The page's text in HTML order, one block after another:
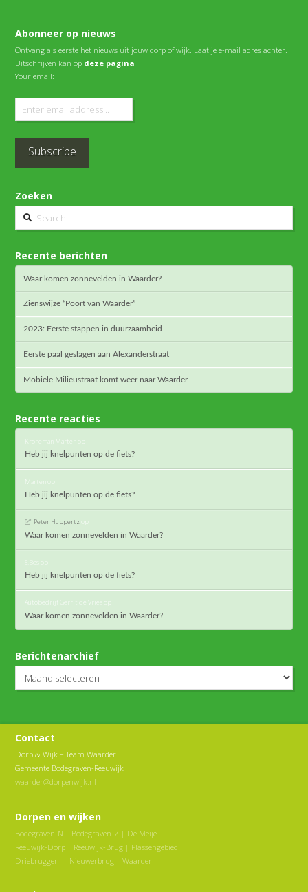
Abonneer op nieuws
Ontvang als eerste het nieuws uit jouw dorp of wijk. Laat je e-mail adres achter.
Uitschrijven kan op deze pagina
Your email:
Zoeken
Search
Recente berichten
Waar komen zonnevelden in Waarder?
Zienswijze “Poort van Waarder”
2023: Eerste stappen in duurzaamheid
Eerste paal geslagen aan Alexanderstraat
Mobiele Milieustraat komt weer naar Waarder
Recente reacties
Kroneman Marten op
Heb jij knelpunten op de fiets?
Marten op
Heb jij knelpunten op de fiets?
Peter Huppertzop
Waar komen zonnevelden in Waarder?
S.Bos op
Heb jij knelpunten op de fiets?
Autobedrijf Gerrit de Vries op
Waar komen zonnevelden in Waarder?
Berichtenarchief
Contact
Dorp & Wijk – Team Waarder
Gemeente Bodegraven-Reeuwijk
waarder@dorpenwijk.nl
Dorpen en wijken
Bodegraven-N | Bodegraven-Z | De Meije
Reeuwijk-Dorp | Reeuwijk-Brug | Plassengebied
Driebruggen | Nieuwerbrug |Waarder